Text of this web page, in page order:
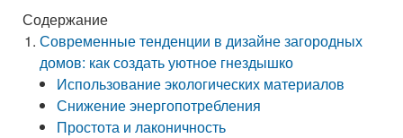
Содержание
Современные тенденции в дизайне загородных
домов: как создать уютное гнездышко
Использование экологических материалов
Снижение энергопотребления
Простота и лаконичность